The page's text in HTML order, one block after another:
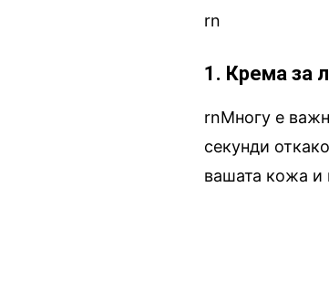
rn
1. Крема за
rnМногу е
секунди
вашата кожа и